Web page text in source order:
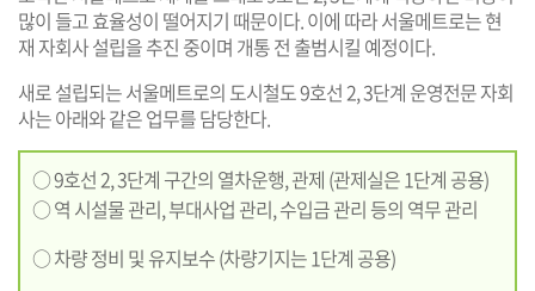
많이 들고 효율성이 떨어지기 때문이다. 이에 따라 서울메트로는 현
재 자회사 설립을 추진 중이며 개통 전 출범시킬 예정이다.
새로 설립되는 서울메트로의 도시철도 9호선 2, 3단계 운영전문 자회
사는 아래와 같은 업무를 담당한다.
○ 9호선 2, 3단계 구간의 열차운행, 관제 (관제실은 1단계 공용)
○ 역 시설물 관리, 부대사업 관리, 수입금 관리 등의 역무 관리
○ 차량 정비 및 유지보수 (차량기지는 1단계 공용)